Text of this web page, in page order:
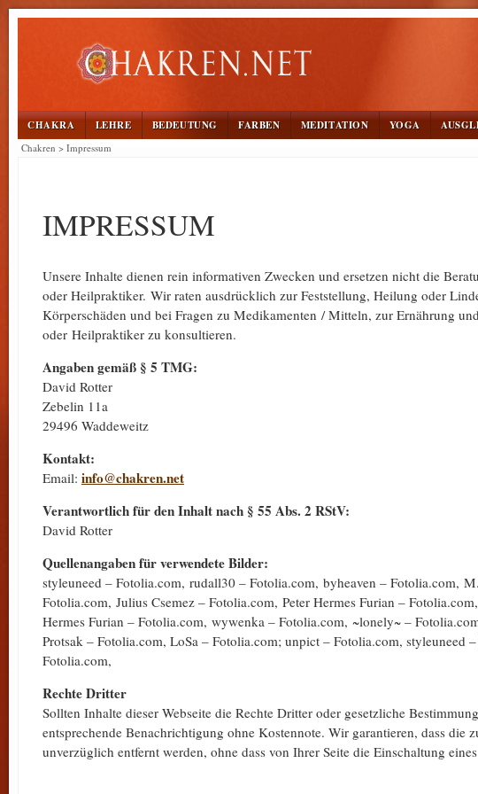
CHAKRA LEHRE BEDEUTUNG FARBEN MEDITATION YOGA
Chakren > Impressum
IMPRESSUM
Unsere Inhalte dienen rein informativen Zwecken und ersetzen nicht die
oder Heilpraktiker. Wir raten ausdrücklich zur Feststellung, Heilung oder
Körperschäden und bei Fragen zu Medikamenten / Mitteln, zur Ernährung
oder Heilpraktiker zu konsultieren.
Angaben gemäß § 5 TMG:
David Rotter
Zebelin 11a
29496 Waddeweitz
Kontakt:
Email: info@chakren.net
Verantwortlich für den Inhalt nach § 55 Abs. 2 RStV:
David Rotter
Quellenangaben für verwendete Bilder:
styleuneed – Fotolia.com, rudall30 – Fotolia.com, byheaven – Fotolia.com,
Fotolia.com, Julius Csemez – Fotolia.com, Peter Hermes Furian –
Hermes Furian – Fotolia.com, wywenka – Fotolia.com, ~lonely~ –
Protsak – Fotolia.com, LoSa – Fotolia.com; unpict – Fotolia.com, styleuneed
Fotolia.com,
Rechte Dritter
Sollten Inhalte dieser Webseite die Rechte Dritter oder gesetzliche
entsprechende Benachrichtigung ohne Kostennote. Wir garantieren, dass die
unverzüglich entfernt werden, ohne dass von Ihrer Seite die Einschaltung